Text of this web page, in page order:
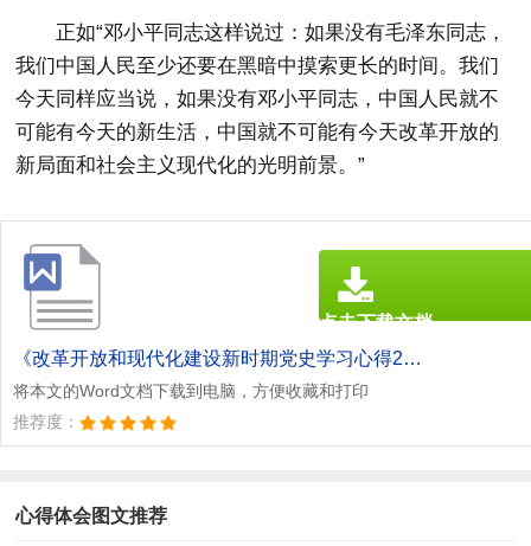
正如“邓小平同志这样说过：如果没有毛泽东同志，
我们中国人民至少还要在黑暗中摸索更长的时间。我们
今天同样应当说，如果没有邓小平同志，中国人民就不
可能有今天的新生活，中国就不可能有今天改革开放的
新局面和社会主义现代化的光明前景。”
《改革开放和现代化建设新时期党史学习心得2篇[本文共1140字].doc》
将本文的Word文档下载到电脑，方便收藏和打印
推荐度：
点击下载文档
文档为doc格式
心得体会图文推荐